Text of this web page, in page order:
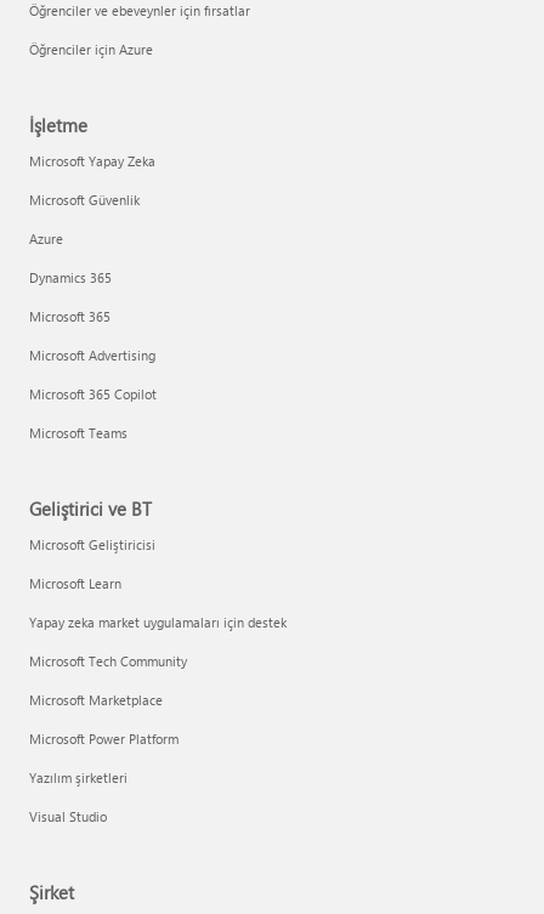
Öğrenciler ve ebeveynler için fırsatlar
Öğrenciler için Azure
İşletme
Microsoft Yapay Zeka
Microsoft Güvenlik
Azure
Dynamics 365
Microsoft 365
Microsoft Advertising
Microsoft 365 Copilot
Microsoft Teams
Geliştirici ve BT
Microsoft Geliştiricisi
Microsoft Learn
Yapay zeka market uygulamaları için destek
Microsoft Tech Community
Microsoft Marketplace
Microsoft Power Platform
Yazılım şirketleri
Visual Studio
Şirket